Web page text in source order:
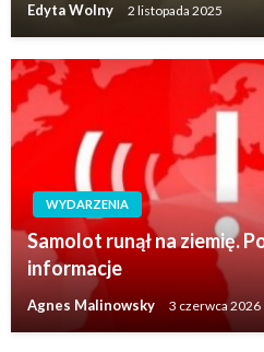
Edyta Wolny 2 listopada 2025
WYDARZENIA
Samolot runął na ziemię.
informacje
Agnes Malinowsky 3 czerwca 2026